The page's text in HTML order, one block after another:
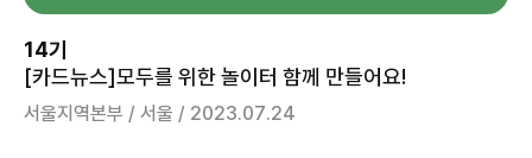
14기
[카드뉴스]모두를 위한 놀이터 함께 만들어요!
서울지역본부 / 서울 / 2023.07.24